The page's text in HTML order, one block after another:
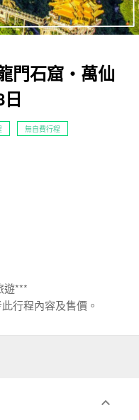
門石窟‧萬仙
無自費行程
遊***
行程內容及售價。
keyboard_arrow_down